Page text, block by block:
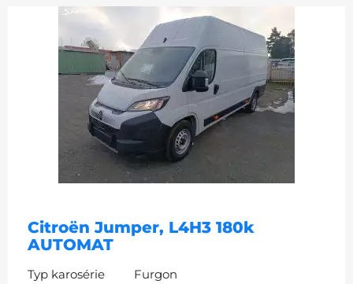
Citroën Jumper, L4H3 180k
AUTOMAT
Typ karosérie
Furgon